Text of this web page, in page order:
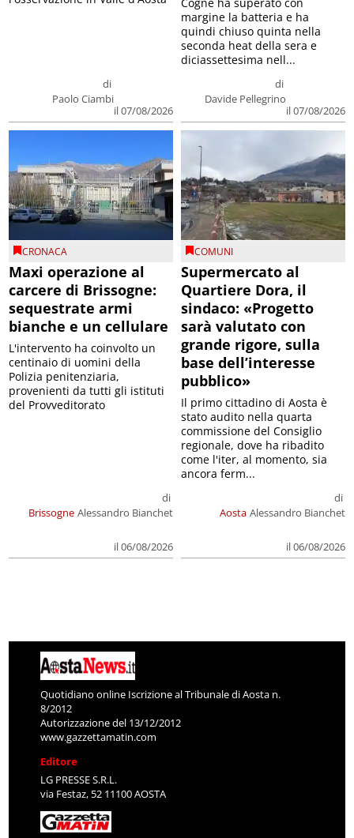
di
Paolo Ciambi
il 07/08/2026
di
Davide Pellegrino
il 07/08/2026
margine la batteria e ha
quindi chiuso quinta nella
seconda heat della sera e
diciassettesima nell...
CRONACA
Maxi operazione al
carcere di Brissogne:
sequestrate armi
bianche e un cellulare
Brissogne
di
Alessandro Bianchet
il 06/08/2026
L'intervento ha coinvolto un
centinaio di uomini della
Polizia penitenziaria,
provenienti da tutti gli istituti
del Provveditorato
COMUNI
Supermercato al
Quartiere Dora, il
sindaco: «Progetto
sarà valutato con
grande rigore, sulla
base dell’interesse
pubblico»
Aosta
di
Alessandro Bianchet
il 06/08/2026
Il primo cittadino di Aosta è
stato audito nella quarta
commissione del Consiglio
regionale, dove ha ribadito
come l'iter, al momento, sia
ancora ferm...
Quotidiano online Iscrizione al Tribunale di Aosta n.
8/2012
Autorizzazione del 13/12/2012
www.gazzettamatin.com
Editore
LG PRESSE S.R.L.
via Festaz, 52 11100 AOSTA